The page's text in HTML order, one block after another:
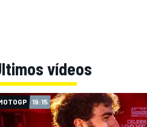
vídeos
19:15